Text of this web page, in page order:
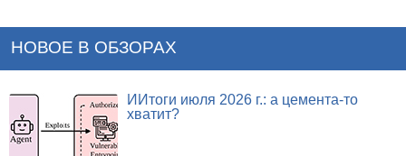
НОВОЕ В ОБЗОРАХ
ИИтоги июля 2026 г.: а цемента-то
хватит?